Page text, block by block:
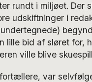
rundt i miljøet.
udskiftninger i
lille bid af sløret for,
ville blive
var